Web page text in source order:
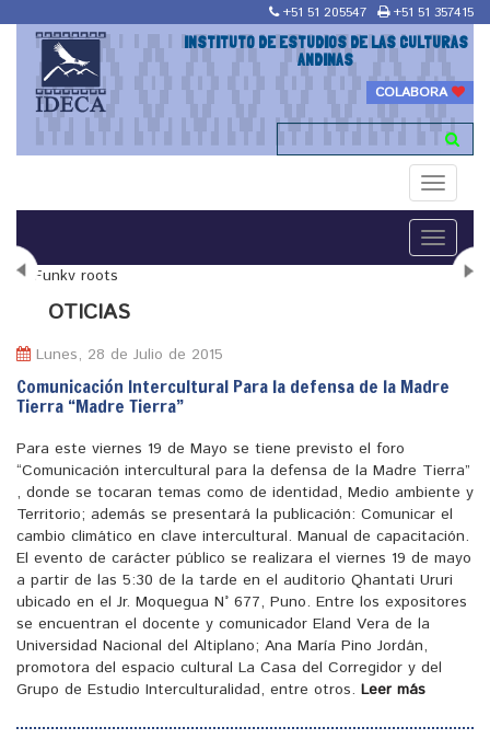
+51 51 205547 +51 51 357415
INSTITUTO DE ESTUDIOS DE LAS CULTURAS
ANDINAS
COLABORA
Toggle
Toggle
"Maestría en Religiones y culturas Andinas"
OTICIAS
Lunes, 28 de Julio de 2015
Comunicación Intercultural Para la defensa de la Madre
Tierra “Madre Tierra”
Para este viernes 19 de Mayo se tiene previsto el foro
“Comunicación intercultural para la defensa de la Madre Tierra”
, donde se tocaran temas como de identidad, Medio ambiente y
Territorio; además se presentará la publicación: Comunicar el
cambio climático en clave intercultural. Manual de capacitación.
El evento de carácter público se realizara el viernes 19 de mayo
a partir de las 5:30 de la tarde en el auditorio Qhantati Ururi
ubicado en el Jr. Moquegua N° 677, Puno. Entre los expositores
se encuentran el docente y comunicador Eland Vera de la
Universidad Nacional del Altiplano; Ana María Pino Jordán,
promotora del espacio cultural La Casa del Corregidor y del
Grupo de Estudio Interculturalidad, entre otros. Leer más